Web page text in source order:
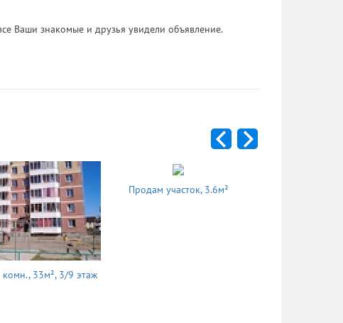
Ваши знакомые и друзья увидели объявление.
33м², 3/9 этаж
Продам участок, 3.6м²